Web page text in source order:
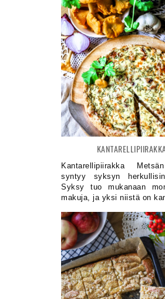
Kantarellipiirakka
syntyy syksyn
Syksy tuo mukanaan
makuja, ja yksi niistä on